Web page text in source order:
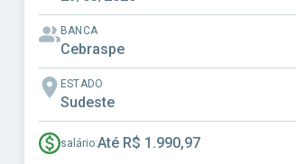
BANCA
Cebraspe
ESTADO
Sudeste
salário:Até R$ 1.990,97